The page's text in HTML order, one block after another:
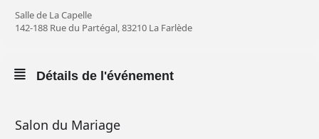
Salle de La Capelle
142-188 Rue du Partégal, 83210 La Farlède
Détails de l'événement
Salon du Mariage